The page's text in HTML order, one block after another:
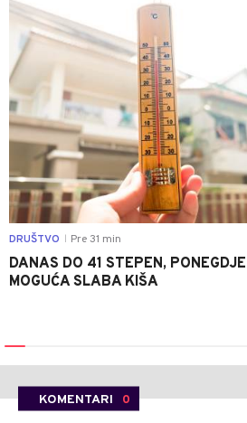
DRUŠTVO Pre 31 min
DANAS DO 41 STEPEN, PONEGDJE
MOGUĆA SLABA KIŠA
KOMENTARI 0